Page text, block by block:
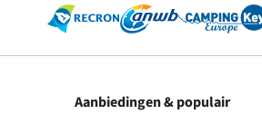
Aanbiedingen & populair